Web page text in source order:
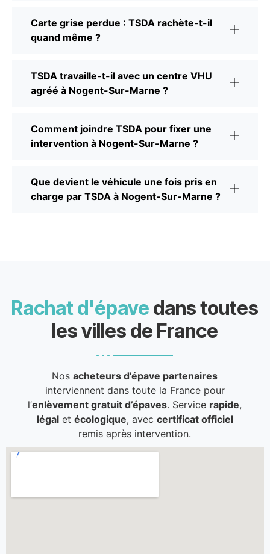
Carte grise perdue : TSDA rachète-t-il
quand même ?
TSDA travaille-t-il avec un centre VHU
agréé à Nogent-Sur-Marne ?
Comment joindre TSDA pour fixer une
intervention à Nogent-Sur-Marne ?
Que devient le véhicule une fois pris en
charge par TSDA à Nogent-Sur-Marne ?
Rachat d'épave dans toutes
les villes de France
Nosacheteurs d'épave partenaires
interviennent dans toute la France pour
l’enlèvement gratuit d’épaves. Service rapide,
légalet écologique, avec certificat officiel
remis après intervention.